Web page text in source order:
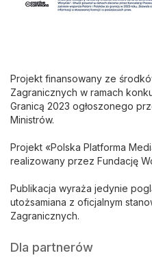
Projekt finansowany ze
Zagranicznych w ramach
Granicą 2023 ogłoszonego
Ministrów.
Projekt «Polska Platforma
realizowany przez Fundację
Publikacja wyraża jedynie
utożsamiana z oficjalnym
Zagranicznych.
Dla partnerów